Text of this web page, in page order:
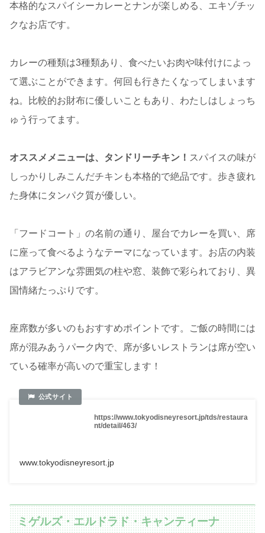
本格的なスパイシーカレーとナンが楽しめる、エキゾチッ
クなお店です。
カレーの種類は3種類あり、食べたいお肉や味付けによっ
て選ぶことができます。何回も行きたくなってしまいます
ね。比較的お財布に優しいこともあり、わたしはしょっち
ゅう行ってます。
オススメメニューは、タンドリーチキン！ スパイスの味が
しっかりしみこんだチキンも本格的で絶品です。歩き疲れ
た身体にタンパク質が優しい。
「フードコート」の名前の通り、屋台でカレーを買い、席
に座って食べるようなテーマになっています。お店の内装
はアラビアンな雰囲気の柱や窓、装飾で彩られており、異
国情緒たっぷりです。
座席数が多いのもおすすめポイントです。ご飯の時間には
席が混みあうパーク内で、席が多いレストランは席が空い
ている確率が高いので重宝します！
https://www.tokyodisneyresort.jp/tds/restaura
nt/detail/463/
www.tokyodisneyresort.jp
ミゲルズ・エルドラド・キャンティーナ